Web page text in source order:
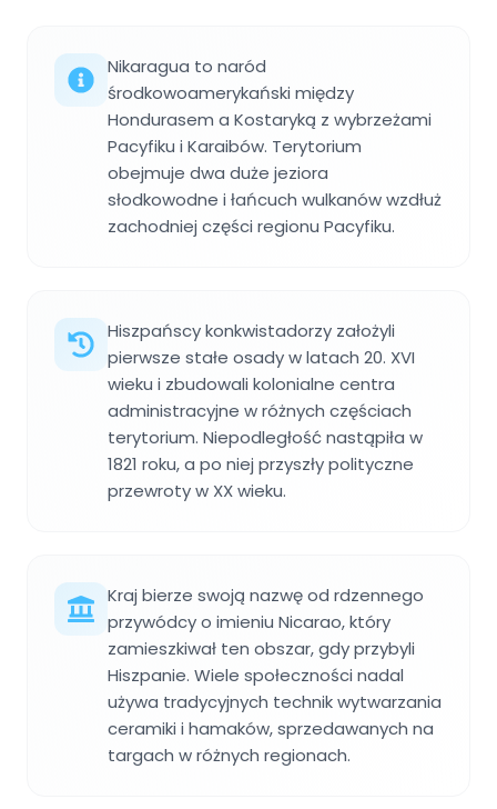
Nikaragua to naród
środkowoamerykański między
Hondurasem a Kostaryką z wybrzeżami
Pacyfiku i Karaibów. Terytorium
obejmuje dwa duże jeziora
słodkowodne i łańcuch wulkanów wzdłuż
zachodniej części regionu Pacyfiku.
Hiszpańscy konkwistadorzy założyli
pierwsze stałe osady w latach 20. XVI
wieku i zbudowali kolonialne centra
administracyjne w różnych częściach
terytorium. Niepodległość nastąpiła w
1821 roku, a po niej przyszły polityczne
przewroty w XX wieku.
Kraj bierze swoją nazwę od rdzennego
przywódcy o imieniu Nicarao, który
zamieszkiwał ten obszar, gdy przybyli
Hiszpanie. Wiele społeczności nadal
używa tradycyjnych technik wytwarzania
ceramiki i hamaków, sprzedawanych na
targach w różnych regionach.